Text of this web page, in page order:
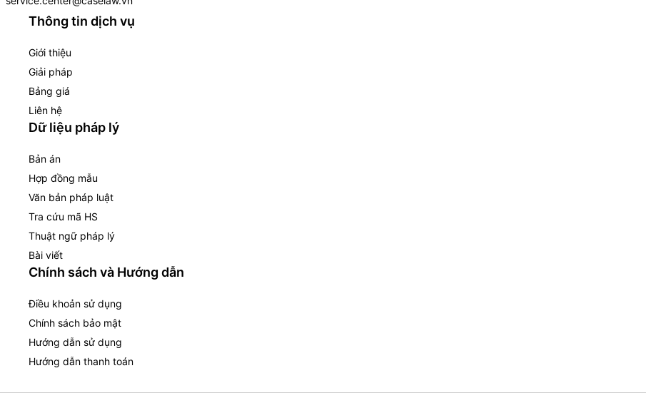
Thông tin dịch vụ
Giới thiệu
Giải pháp
Bảng giá
Liên hệ
Dữ liệu pháp lý
Bản án
Hợp đồng mẫu
Văn bản pháp luật
Tra cứu mã HS
Thuật ngữ pháp lý
Bài viết
Chính sách và Hướng dẫn
Điều khoản sử dụng
Chính sách bảo mật
Hướng dẫn sử dụng
Hướng dẫn thanh toán